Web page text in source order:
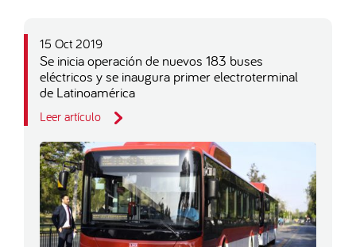
15 Oct 2019
Se inicia operación de nuevos 183 buses
eléctricos y se inaugura primer electroterminal
de Latinoamérica
Leer artículo